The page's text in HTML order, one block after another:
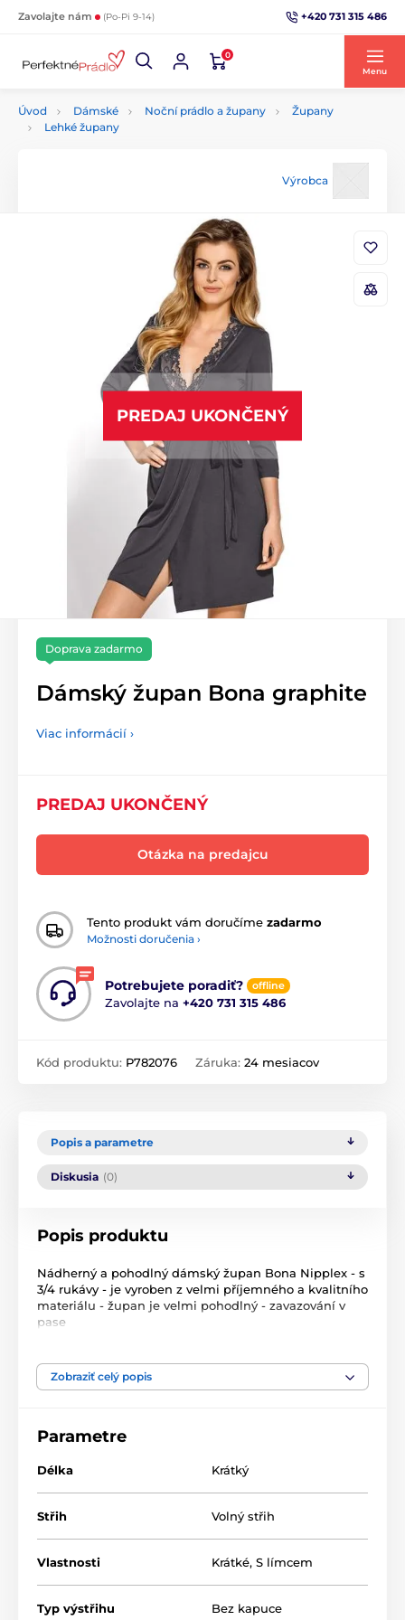
Zavolajte nám (Po-Pi 9-14) +420 731 315 486
0
Menu
Úvod Dámské Noční prádlo a župany
Župany
Lehké župany
Výrobca
PREDAJ UKONČENÝ
Doprava zadarmo
Dámský župan Bona graphite
Viac informácií ›
PREDAJ UKONČENÝ
Otázka na predajcu
Tento produkt vám doručíme zadarmo
Možnosti doručenia ›
Potrebujete poradiť? offline
Zavolajte na +420 731 315 486
Kód produktu: P782076 Záruka: 24 mesiacov
Popis a parametre
Diskusia (0)
Popis produktu
Nádherný a pohodlný dámský župan Bona Nipplex - s
3/4 rukávy - je vyroben z velmi příjemného a kvalitního
materiálu - župan je velmi pohodlný - zavazování v
pase
Zobraziť celý popis
Parametre
Délka Krátký
Střih Volný střih
Vlastnosti Krátké, S límcem
Typ výstřihu Bez kapuce